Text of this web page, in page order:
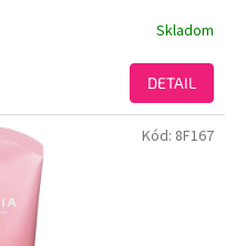
Skladom
DETAIL
Kód: 8F167